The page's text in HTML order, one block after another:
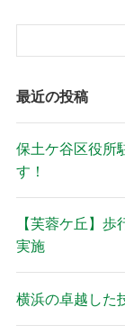
最近の投稿
保土ケ谷区役所
す！
【芙蓉ケ丘】
実施
横浜の卓越した